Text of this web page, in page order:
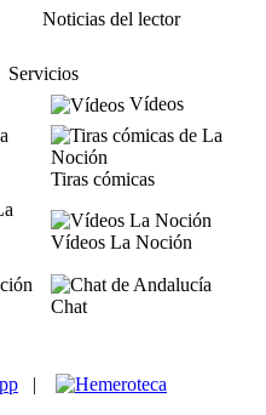
Noticias del lector
Servicios
Vídeos
Tiras cómicas
Vídeos La Noción
Chat
|